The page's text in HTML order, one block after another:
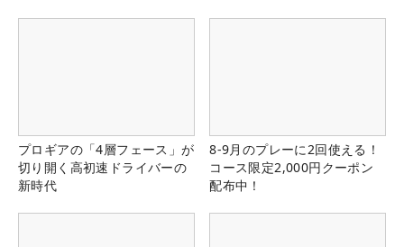
プロギアの「4層フェース」が
切り開く高初速ドライバーの
新時代
8-9月のプレーに2回使える！
コース限定2,000円クーポン
配布中！